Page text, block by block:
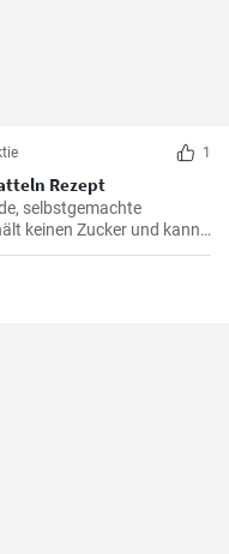
1
Rezept
selbstgemachte
keinen Zucker und kann